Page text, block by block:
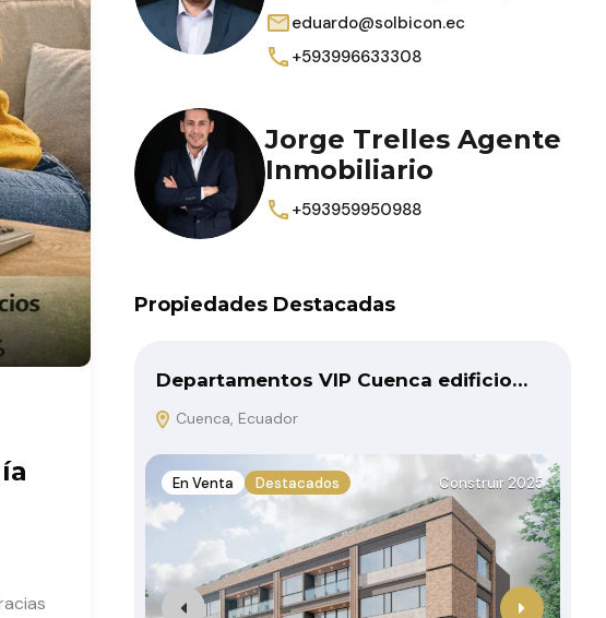
eduardo@solbicon.ec
+593996633308
Jorge Trelles Agente
Inmobiliario
+593959950988
Propiedades Destacadas
Departamentos VIP Cuenca edificio…
Cuenca, Ecuador
En Venta Destacados Construir 2025